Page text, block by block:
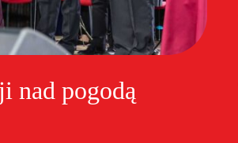
nad pogodą